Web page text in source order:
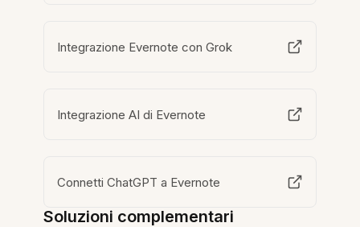
Integrazione Evernote con Grok
Integrazione AI di Evernote
Connetti ChatGPT a Evernote
Soluzioni complementari